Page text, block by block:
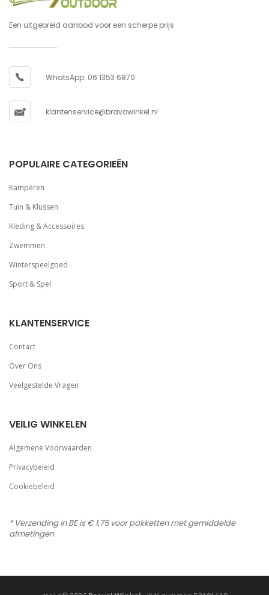
Een uitgebreid aanbod voor een scherpe prijs
WhatsApp: 06 1353 6870
klantenservice@bravowinkel.nl
POPULAIRE CATEGORIEËN
Kamperen
Tuin & Klussen
Kleding & Accessoires
Zwemmen
Winterspeelgoed
Sport & Spel
KLANTENSERVICE
Contact
Over Ons
Veelgestelde Vragen
VEILIG WINKELEN
Algemene Voorwaarden
Privacybeleid
Cookiebeleid
* Verzending in BE is € 1,75 voor pakketten met gemiddelde
afmetingen